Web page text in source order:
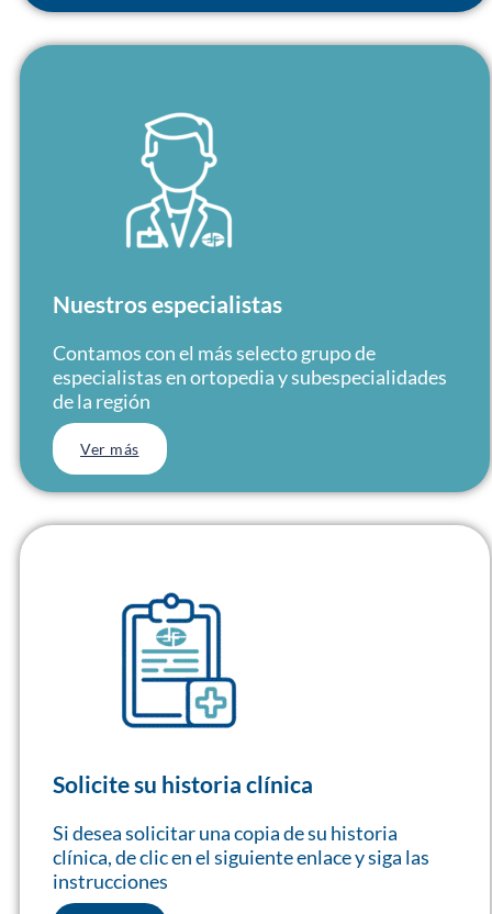
Nuestros especialistas
Contamos con el más selecto grupo de
especialistas en ortopedia y subespecialidades
de la región
Ver más
Solicite su historia clínica
Si desea solicitar una copia de su historia
clínica, de clic en el siguiente enlace y siga las
instrucciones